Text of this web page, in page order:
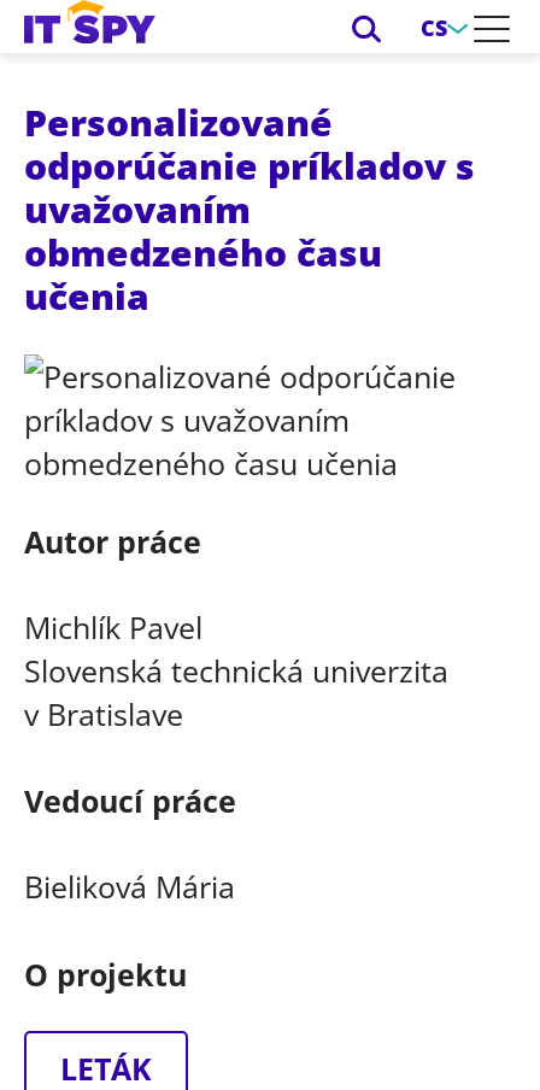
CS
Personalizované
odporúčanie príkladov s
uvažovaním
obmedzeného času
učenia
Autor práce
Michlík Pavel
Slovenská technická univerzita
v Bratislave
Vedoucí práce
Bieliková Mária
O projektu
LETÁK